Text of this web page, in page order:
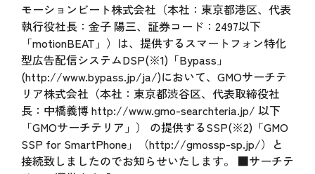
モーションビート株式会社（本社：東京都港区、代表
執行役社長：金子 陽三、証券コード：2497以下
「motionBEAT」）は、提供するスマートフォン特化
型広告配信システムDSP(※1)「Bypass」
(http://www.bypass.jp/ja/)において、GMOサーチテ
リア株式会社（本社：東京都渋谷区、代表取締役社
長：中橋義博 http://www.gmo-searchteria.jp/ 以下
「GMOサーチテリア」） の提供するSSP(※2)「GMO
SSP for SmartPhone」（http://gmossp-sp.jp/）と
接続致しましたのでお知らせいたします。 ■サーチテ